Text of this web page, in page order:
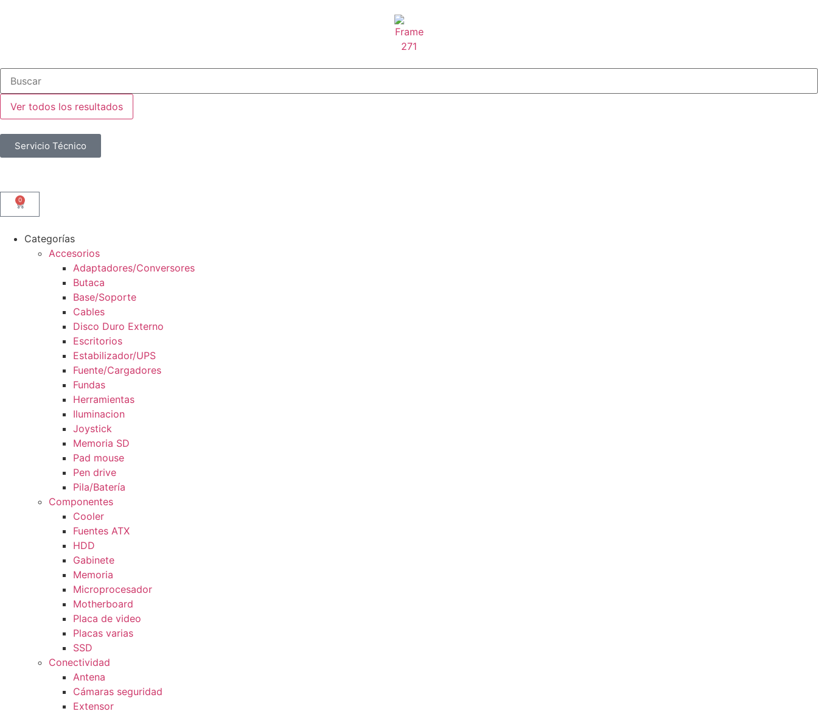
Ver todos los resultados
Servicio Técnico
0
Categorías
Accesorios
Adaptadores/Conversores
Butaca
Base/Soporte
Cables
Disco Duro Externo
Escritorios
Estabilizador/UPS
Fuente/Cargadores
Fundas
Herramientas
Iluminacion
Joystick
Memoria SD
Pad mouse
Pen drive
Pila/Batería
Componentes
Cooler
Fuentes ATX
HDD
Gabinete
Memoria
Microprocesador
Motherboard
Placa de video
Placas varias
SSD
Conectividad
Antena
Cámaras seguridad
Extensor